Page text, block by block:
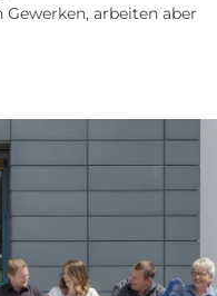
arbeiten aber